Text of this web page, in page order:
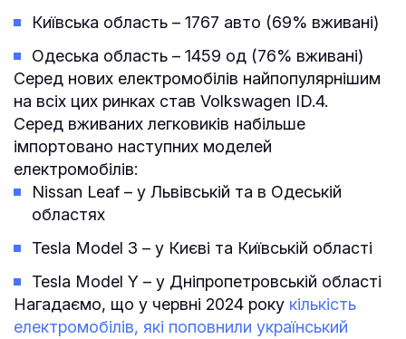
Київська область – 1767 авто (69% вживані)
Одеська область – 1459 од (76% вживані)
Серед нових електромобілів найпопулярнішим
на всіх цих ринках став Volkswagen ID.4.
Серед вживаних легковиків набільше
імпортовано наступних моделей
електромобілів:
Nissan Leaf – у Львівській та в Одеській
областях
Tesla Model 3 – у Києві та Київській області
Tesla Model Y – у Дніпропетровській області
Нагадаємо, що у червні 2024 року кількість
електромобілів, які поповнили український